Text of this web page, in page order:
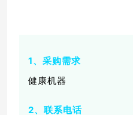
1、采购需求
健康机器
2、联系电话